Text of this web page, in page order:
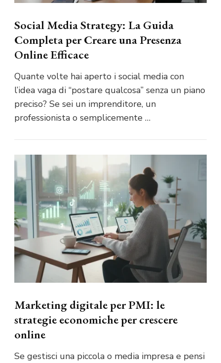
Social Media Strategy: La Guida
Completa per Creare una Presenza
Online Efficace
Quante volte hai aperto i social media con
l’idea vaga di “postare qualcosa” senza un piano
preciso? Se sei un imprenditore, un
professionista o semplicemente …
Marketing digitale per PMI: le
strategie economiche per crescere
online
Se gestisci una piccola o media impresa e pensi